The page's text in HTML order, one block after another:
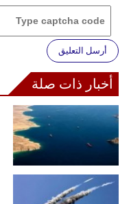
أرسل التعليق
أخبار ذات صلة